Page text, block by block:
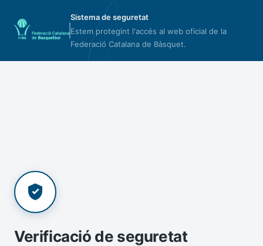
Sistema de seguretat
Estem protegint l'accés al web oficial de la
Federació Catalana de Bàsquet.
Verificació de seguretat